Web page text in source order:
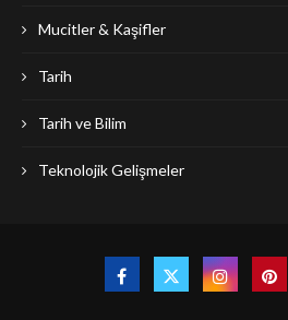
Mucitler & Kaşifler
Tarih
Tarih ve Bilim
Teknolojik Gelişmeler